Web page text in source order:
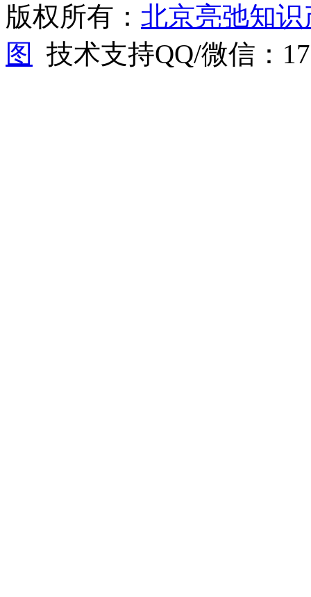
版权所有： 北京亮弛知
图
技术支持QQ/微信：